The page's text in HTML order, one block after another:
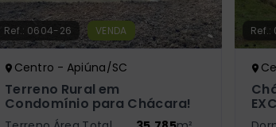
Ref.: 0604-26 VENDA
Centro - Apiúna/SC
Terreno Rural em
Condomínio para Chácara!
Ref.: